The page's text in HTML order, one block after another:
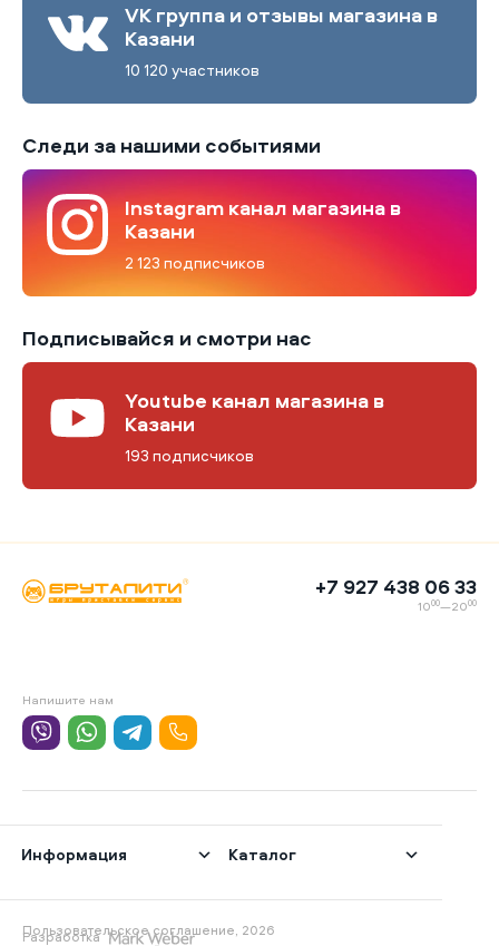
VK группа и отзывы магазина в
Казани
10 120 участников
Следи за нашими событиями
Instagram канал магазина в
Казани
2 123 подписчиков
Подписывайся и смотри нас
Youtube канал магазина в
Казани
193 подписчиков
Пользовательское соглашение, 2026
Информация Каталог
+7 927 438 06 33
1000—2000
Напишите нам
Разработка